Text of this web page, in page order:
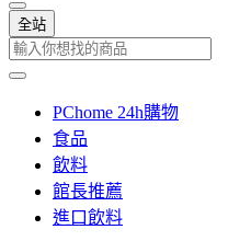
全站
PChome 24h購物
食品
飲料
館長推薦
進口飲料